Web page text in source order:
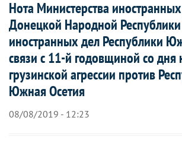
Нота Министерства
Донецкой Народной
иностранных дел Республики
связи с 11-й годовщиной со дня
грузинской агрессии против
Южная Осетия
08/08/2019 - 12:23